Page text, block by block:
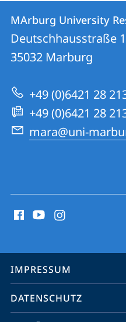
Kontakt
und
Informationen
zur
Website
MArburg
University
Academy
MArburg University
Deutschhausstraße
35032 Marburg
+49 (0)6421 28
+49 (0)6421 28
mara@uni-
Media
Service-
Navigation
IMPRESSUM
DATENSCHUTZ